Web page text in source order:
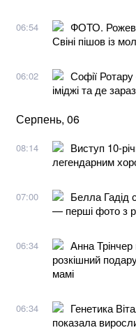
06:54
ФОТО.
Свіні пішов із
06:02
Софії Ротару
іміджі та де
Серпень, 06
08:14
Виступ 10-
легендарним
07:00
Белла Гадід
— перші фото з
06:34
Анна
розкішний
мамі
06:34
Генетика
показала